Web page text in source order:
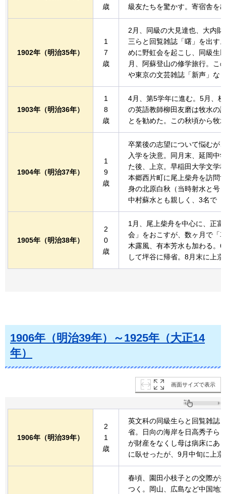
歳
級友たちを驚かす。寄宿舎を
1902年 （明治35年）
1
7
歳
2月、同級の大見達也、大内
三らと回覧雑誌「曙」を出す
めに野虹会を起こし、同級生
月、阿蘇登山の修学旅行。こ
や東京の文芸雑誌「新声」な
1903年 （明治36年）
1
8
歳
4月、第5学年に進む。5月、
の英語教師柳田友磨は牧水の
とを勧めた。この秋頃から牧
1904年 （明治37年）
1
9
歳
卒業後の志望について悩むが
入学を決意。同月末、延岡中
た後、上京。早稲田大学文学
本郷西片町に尾上柴舟を訪問
身の北原白秋（当時射水と号
中村蘇水とも親しく、3名で
1905年 （明治38年）
2
0
歳
1月、尾上柴舟を中心に、正
会」をおこすが、数ヶ月で「
木露風、有本芳水も加わる。
して坪谷に帰省。8月末に上京
1906年（明治39年）～1925年（大正14
年）
画面サイズで表示
1906年 （明治39年）
2
1
歳
英文科の同級生らと回覧雑誌
省。日向の海岸を日高秀子ら
が財産をなくし母は病床にあ
に臥せったが、9月中旬に上京
春頃、園田小枝子との交際が
つく。岡山、広島など中国地